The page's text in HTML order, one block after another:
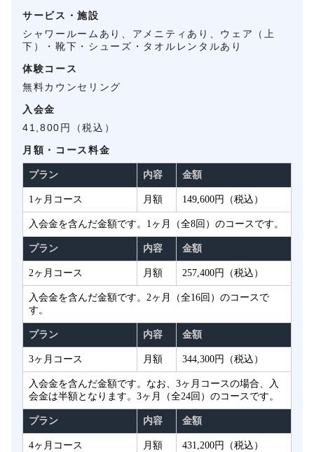
サービス・施設
シャワールームあり、アメニティあり、ウェア（上
下）・靴下・シューズ・タオルレンタルあり
体験コース
無料カウンセリング
入会金
41,800円（税込）
月額・コース料金
プラン 内容 金額
1ヶ月コース 月額 149,600円（税込）
入会金を含んだ金額です。1ヶ月（全8回）のコースです。
プラン 内容 金額
2ヶ月コース 月額 257,400円（税込）
入会金を含んだ金額です。2ヶ月（全16回）のコースで
す。
プラン 内容 金額
3ヶ月コース 月額 344,300円（税込）
入会金を含んだ金額です。なお、3ヶ月コースの場合、入
会金は半額となります。3ヶ月（全24回）のコースです。
プラン 内容 金額
4ヶ月コース 月額 431,200円（税込）